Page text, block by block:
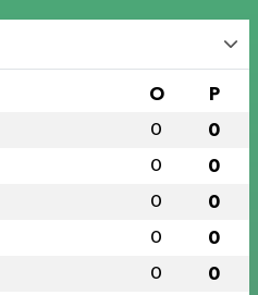
O P
0 0
0 0
0 0
0 0
0 0